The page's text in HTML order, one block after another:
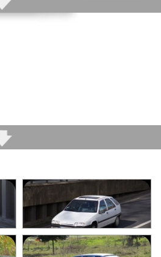
très agréable.
depuis l'achat)
(type de contrat : Tiers)